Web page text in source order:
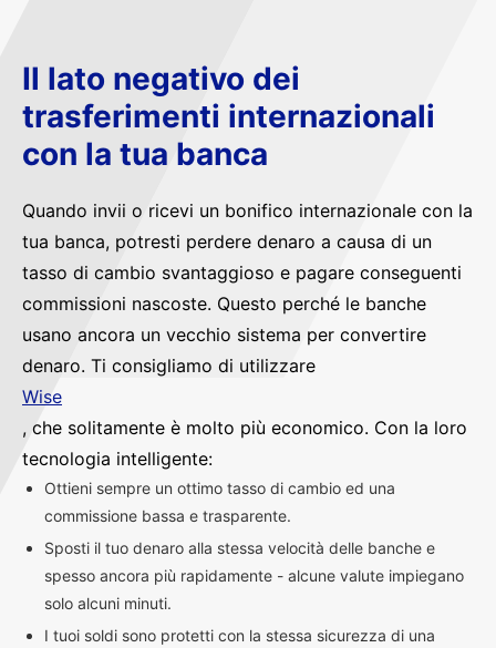
Il lato negativo dei
trasferimenti internazionali
con la tua banca
Quando invii o ricevi un bonifico internazionale con la
tua banca, potresti perdere denaro a causa di un
tasso di cambio svantaggioso e pagare conseguenti
commissioni nascoste. Questo perché le banche
usano ancora un vecchio sistema per convertire
denaro. Ti consigliamo di utilizzare
Wise
, che solitamente è molto più economico. Con la loro
tecnologia intelligente:
Ottieni sempre un ottimo tasso di cambio ed una
commissione bassa e trasparente.
Sposti il tuo denaro alla stessa velocità delle banche e
spesso ancora più rapidamente - alcune valute impiegano
solo alcuni minuti.
I tuoi soldi sono protetti con la stessa sicurezza di una